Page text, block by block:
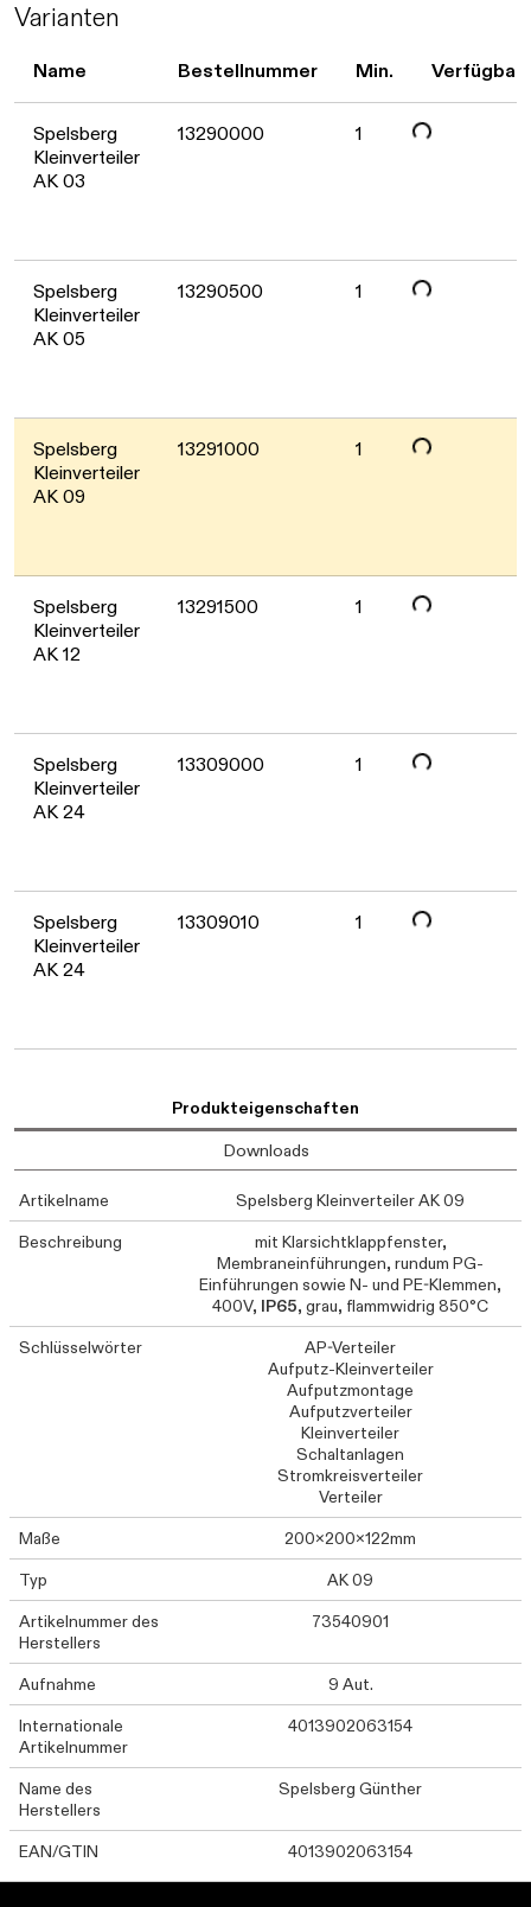
Varianten
Name Bestellnummer Min.
Spelsberg
Kleinverteiler
AK 03
13290000 1
Daten werden geladen. Bitte warten...
Spelsberg
Kleinverteiler
AK 05
13290500 1
Daten werden geladen. Bitte warten...
Spelsberg
Kleinverteiler
AK 09
13291000 1
Daten werden geladen. Bitte warten...
Spelsberg
Kleinverteiler
AK 12
13291500 1
Daten werden geladen. Bitte warten...
Spelsberg
Kleinverteiler
AK 24
13309000 1
Daten werden geladen. Bitte warten...
Spelsberg
Kleinverteiler
AK 24
13309010 1
Daten werden geladen. Bitte warten...
Produkteigenschaften
Downloads
Artikelname
Spelsberg Kleinverteiler AK 09
Beschreibung
mit Klarsichtklappfenster,
Membraneinführungen, rundum PG-
Einführungen sowie N- und PE-Klemmen,
400V, IP65, grau, flammwidrig 850°C
Schlüsselwörter
AP-Verteiler
Aufputz-Kleinverteiler
Aufputzmontage
Aufputzverteiler
Kleinverteiler
Schaltanlagen
Stromkreisverteiler
Verteiler
Maße
200x200x122mm
Typ
AK 09
Artikelnummer des
Herstellers
73540901
Aufnahme
9 Aut.
Internationale
Artikelnummer
4013902063154
Name des
Herstellers
Spelsberg Günther
EAN/GTIN 4013902063154